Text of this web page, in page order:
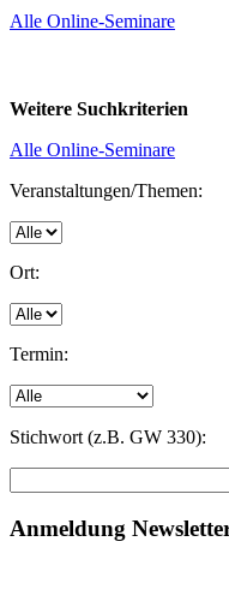
Alle Online-Seminare
Weitere Suchkriterien
Alle Online-Seminare
Veranstaltungen/Themen:
Ort:
Termin:
Stichwort (z.B. GW 330):
Anmeldung